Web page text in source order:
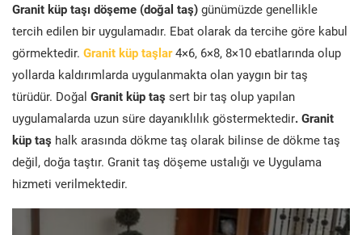
Granit küp taşı döşeme (doğal taş) günümüzde genellikle
tercih edilen bir uygulamadır. Ebat olarak da tercihe göre kabul
görmektedir. Granit küp taşlar 4×6, 6×8, 8×10 ebatlarında olup
yollarda kaldırımlarda uygulanmakta olan yaygın bir taş
türüdür. Doğal Granit küp taş sert bir taş olup yapılan
uygulamalarda uzun süre dayanıklılık göstermektedir. Granit
küp taş halk arasında dökme taş olarak bilinse de dökme taş
değil, doğa taştır. Granit taş döşeme ustalığı ve Uygulama
hizmeti verilmektedir.